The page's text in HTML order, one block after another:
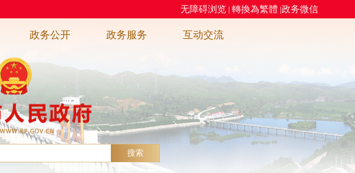
无障碍浏览 | 轉換為繁體 |政务微信
政务公开 政务服务 互动交流
搜索